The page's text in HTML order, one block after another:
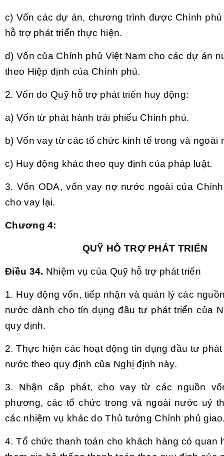
c) Vốn các dự án, chương trình được Chính
hỗ trợ phát triển thực hiện.
d) Vốn của Chính phủ Việt Nam cho các dự án
theo Hiệp định của Chính phủ.
2. Vốn do Quỹ hỗ trợ phát triển huy động:
a) Vốn từ phát hành trái phiếu Chính phủ.
b) Vốn vay từ các tổ chức kinh tế trong và ngoài
c) Huy động khác theo quy định của pháp luật.
3. Vốn ODA, vốn vay nợ nước ngoài của
cho vay lại.
Chương 4:
QUỸ HỖ TRỢ PHÁT TRIỂN
Điều 34. Nhiệm vụ của Quỹ hỗ trợ phát triển
1. Huy động vốn, tiếp nhận và quản lý các
nước dành cho tín dụng đầu tư phát triển của
quy định.
2. Thực hiện các hoạt động tín dụng đầu tư
nước theo quy định của Nghị định này.
3. Nhận cấp phát, cho vay từ các nguồn
phương, các tổ chức trong và ngoài nước uỷ
các nhiệm vụ khác do Thủ tướng Chính phủ
4. Tổ chức thanh toán cho khách hàng có quan